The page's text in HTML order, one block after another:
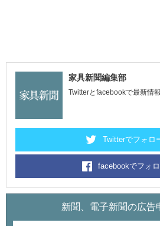
家具新聞編集部
Twitterとfacebookで最新情
Twitterでフォロ
facebookでフォ
新聞、電子新聞の広告